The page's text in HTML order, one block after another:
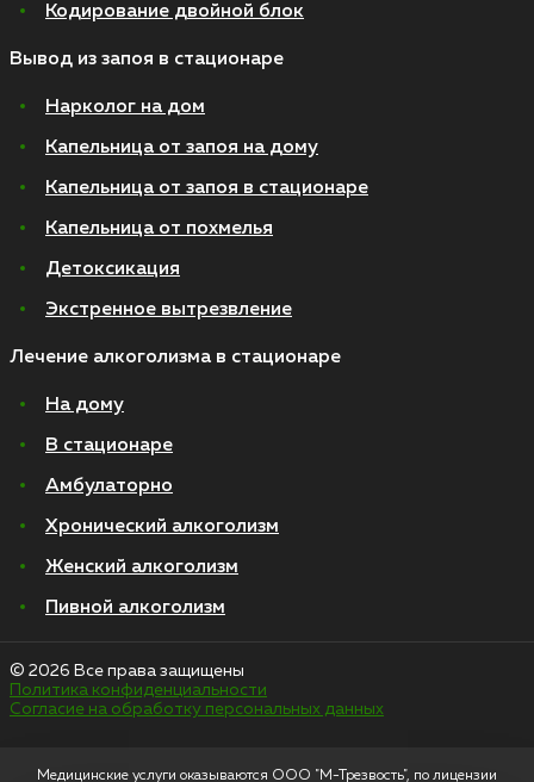
Кодирование двойной блок
Вывод из запоя в стационаре
Нарколог на дом
Капельница от запоя на дому
Капельница от запоя в стационаре
Капельница от похмелья
Детоксикация
Экстренное вытрезвление
Лечение алкоголизма в стационаре
На дому
В стационаре
Амбулаторно
Хронический алкоголизм
Женский алкоголизм
Пивной алкоголизм
© 2026 Все права защищены
Политика конфиденциальности
Согласие на обработку персональных данных
Медицинские услуги оказываются ООО "М-Трезвость", по лицензии